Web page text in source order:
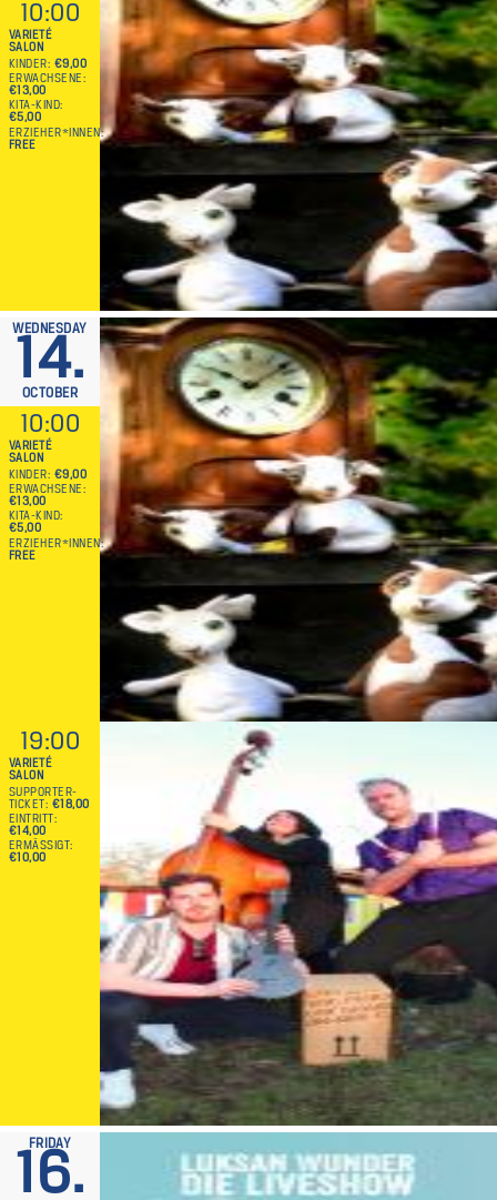
10:00
VARIETÉ
SALON
KINDER
€9,00
ERWACHSENE
€13,00
KITA-KIND
€5,00
ERZIEHER*INNEN
FREE
WEDNESDAY
14.
OCTOBER
10:00
VARIETÉ
SALON
KINDER
€9,00
ERWACHSENE
€13,00
KITA-KIND
€5,00
ERZIEHER*INNEN
FREE
19:00
VARIETÉ
SALON
SUPPORTER-
TICKET
€18,00
EINTRITT
€14,00
ERMÄSSIGT
€10,00
FRIDAY
16.